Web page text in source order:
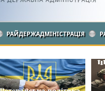
РАЙДЕРЖАДМІНІСТРАЦІЯ